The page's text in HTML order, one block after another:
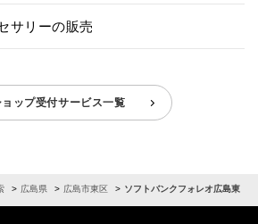
サリーの販売
ョップ受付サービス一覧
広島県 広島市東区 ソフトバンクフォレオ広島東